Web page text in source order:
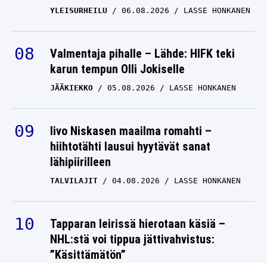
YLEISURHEILU 06.08.2026 LASSE HONKANEN
Valmentaja pihalle – Lähde: HIFK teki
karun tempun Olli Jokiselle
JÄÄKIEKKO 05.08.2026 LASSE HONKANEN
Iivo Niskasen maailma romahti –
hiihtotähti lausui hyytävät sanat
lähipiirilleen
TALVILAJIT 04.08.2026 LASSE HONKANEN
Tapparan leirissä hierotaan käsiä –
NHL:stä voi tippua jättivahvistus:
”Käsittämätön”